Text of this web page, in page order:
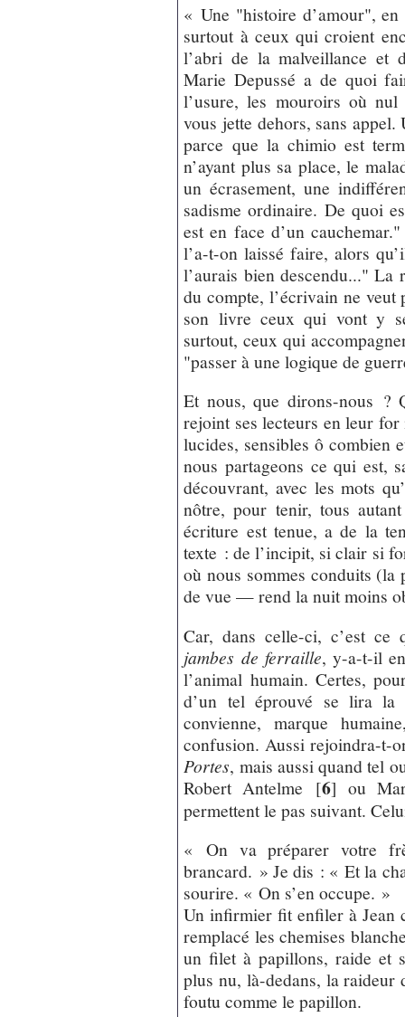
« Une "histoire d’amour",
surtout à ceux qui croient
l’abri de la malveillance et
Marie Depussé a de quoi
l’usure, les mouroirs où
vous jette dehors, sans
parce que la chimio est
n’ayant plus sa place, le
un écrasement, une
sadisme ordinaire. De quoi
est en face d’un
l’a-t-on laissé faire, alors
l’aurais bien descendu..." La
du compte, l’écrivain ne veut
son livre ceux qui vont y
surtout, ceux qui
"passer à une logique de
Et nous, que dirons-nous ?
rejoint ses lecteurs en leur
lucides, sensibles ô combien
nous partageons ce qui est,
découvrant, avec les mots
nôtre, pour tenir, tous
écriture est tenue, a de la
texte : de l’incipit, si clair si
où nous sommes conduits
de vue — rend la nuit moins
Car, dans celle-ci, c’est
jambes de ferraille, y-a-t-il
l’animal humain. Certes,
d’un tel éprouvé se lira la
convienne, marque
confusion. Aussi rejoindra-t-
Portes, mais aussi quand tel
Robert Antelme [6] ou
permettent le pas suivant.
« On va préparer votre
brancard. » Je dis : « Et la
sourire. « On s’en occupe. »
Un infirmier fit enfiler à Jean
remplacé les chemises
un filet à papillons, raide et
plus nu, là-dedans, la raideur
foutu comme le papillon.